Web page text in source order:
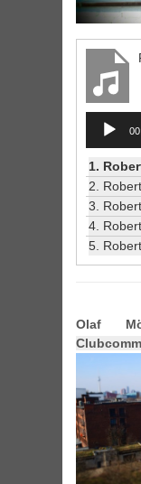
Audio
Player
1. Robert
2. Robert
3. Robert
4. Robert
5. Robert
Olaf